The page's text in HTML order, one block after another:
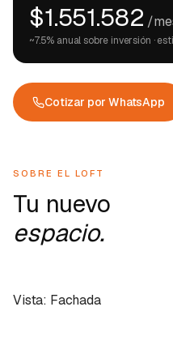
$1.551.582 /
~7.5% anual sobre inversión ·
Cotizar por WhatsApp
SOBRE EL LOFT
Tu nuevo
espacio.
Vista: Fachada